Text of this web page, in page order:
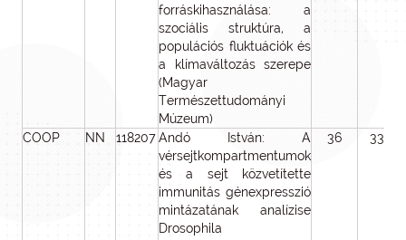
forráskihasználása: a
szociális struktúra, a
populációs fluktuációk és
a klímaváltozás szerepe
(Magyar
Természettudományi
Múzeum)
COOP NN 118207Andó István: A
vérsejtkompartmentumok
és a sejt közvetítette
immunitás génexpresszió
mintázatának analízise
Drosophila
36 33